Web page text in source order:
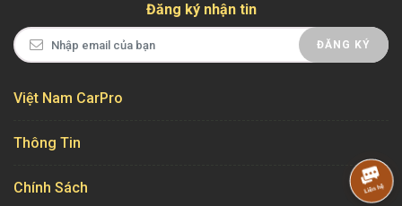
Đăng ký nhận tin
ĐĂNG KÝ
Việt Nam CarPro
Thông Tin
Chính Sách